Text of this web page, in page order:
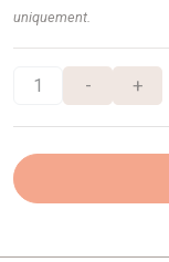
uniquement.
- +